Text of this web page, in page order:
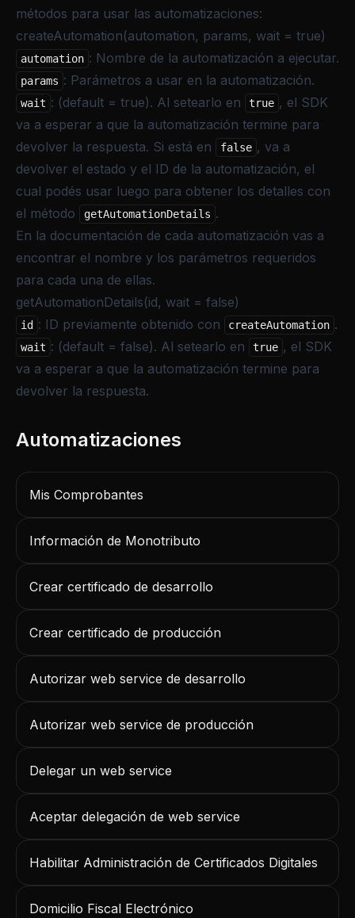
métodos para usar las automatizaciones:
createAutomation(automation, params, wait = true)
automation : Nombre de la automatización a ejecutar.
params : Parámetros a usar en la automatización.
wait : (default = true). Al setearlo en true , el SDK
va a esperar a que la automatización termine para
devolver la respuesta. Si está en
false , va a
devolver el estado y el ID de la automatización, el
cual podés usar luego para obtener los detalles con
el método
getAutomationDetails .
En la documentación de cada automatización vas a
encontrar el nombre y los parámetros requeridos
para cada una de ellas.
getAutomationDetails(id, wait = false)
id : ID previamente obtenido con createAutomation .
wait : (default = false). Al setearlo en true , el SDK
va a esperar a que la automatización termine para
devolver la respuesta.
Mis Comprobantes
Información de Monotributo
Crear certificado de desarrollo
Crear certificado de producción
Autorizar web service de desarrollo
Autorizar web service de producción
Delegar un web service
Aceptar delegación de web service
Habilitar Administración de Certificados Digitales
Domicilio Fiscal Electrónico